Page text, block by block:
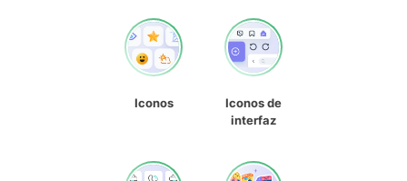
Iconos
Iconos de
interfaz